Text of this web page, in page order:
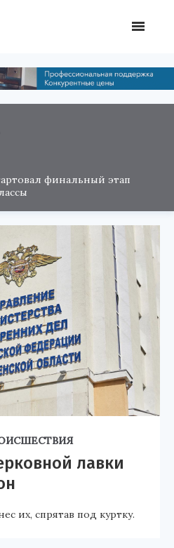
финальный этап
лавки
их, спрятав под куртку.